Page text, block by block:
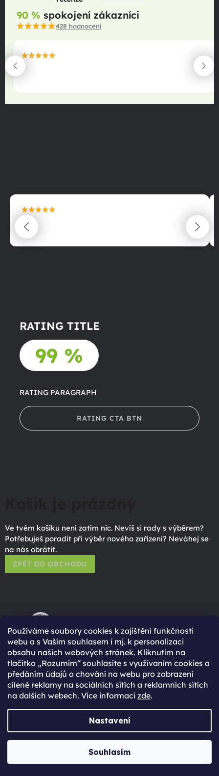
Používáme soubory cookies k zajištění funkčnosti
webu a s Vaším souhlasem i mj. k personalizaci
obsahu našich webových stránek. Kliknutím na
tlačítko „Rozumím“ souhlasíte s využívaním cookies a
předáním údajů o chování na webu pro zobrazení
cílené reklamy na sociálních sítích a reklamních sítích
na dalších webech. Více informací zde.
Nastavení
Souhlasím
90 % spokojení zákazníci
428 hodnocení
maximální spokojenost
22.06.2025
maximální spokojenost
22.06.2025
RATING TITLE
99 %
RATING PARAGRAPH
RATING CTA BTN
Ve tvém košíku není zatím nic. Nevíš si rady s výběrem?
Potřebuješ poradit při výběr nového zařízení? Neváhej se
na nás obrátit.
ZPĚT DO OBCHODU
96% spokojených zákazníků
(Based on 2750 Reviews)
Proč se registrovat?
Rychlejší nákup díky uloženým údajům
Přehled o stavu objednávky
Kompletní historie objednávek